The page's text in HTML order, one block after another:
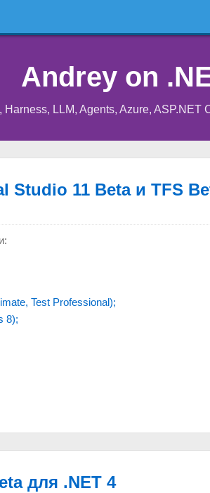
Andrey on
Harness, LLM, Agents, Azure, ASP.NET
11 Beta и TFS
Test Professional);
8);
для .NET 4